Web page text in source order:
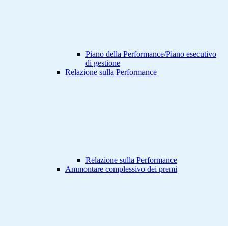
Piano della Performance/Piano esecutivo
di gestione
Relazione sulla Performance
Relazione sulla Performance
Ammontare complessivo dei premi